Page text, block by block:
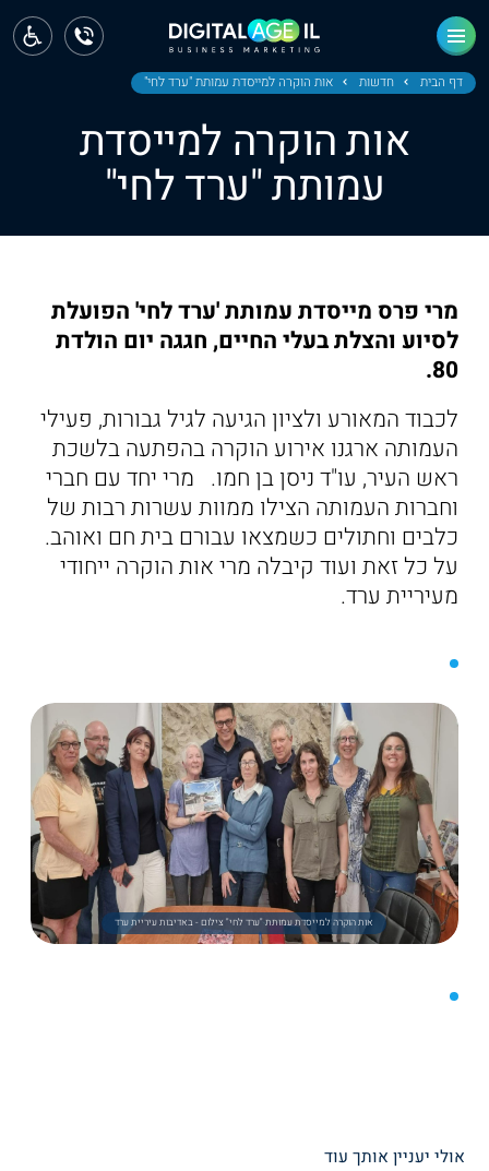
דף הבית חדשות אות הוקרה למייסדת עמותת "ערד לחי"
אות הוקרה למייסדת
עמותת "ערד לחי"
מרי פרס מייסדת עמותת 'ערד לחי' הפועלת
לסיוע והצלת בעלי החיים, חגגה יום הולדת
80.
לכבוד המאורע ולציון הגיעה לגיל גבורות, פעילי
העמותה ארגנו אירוע הוקרה בהפתעה בלשכת
ראש העיר, עו"ד ניסן בן חמו. מרי יחד עם חברי
וחברות העמותה הצילו ממוות עשרות רבות של
כלבים וחתולים כשמצאו עבורם בית חם ואוהב.
על כל זאת ועוד קיבלה מרי אות הוקרה ייחודי
מעיריית ערד.
אות הוקרה למייסדת עמותת "ערד לחי" צילום - באדיבות עיריית ערד
אולי יעניין אותך עוד
ראשי
חדשות
מחוז צפון
מחוז חיפה
מחוז מרכז
ירושלים